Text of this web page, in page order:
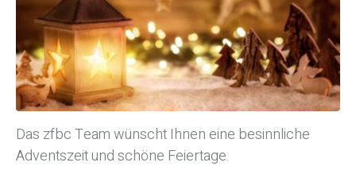
Das zfbc Team wünscht Ihnen eine besinnliche
Adventszeit und schöne Feiertage.